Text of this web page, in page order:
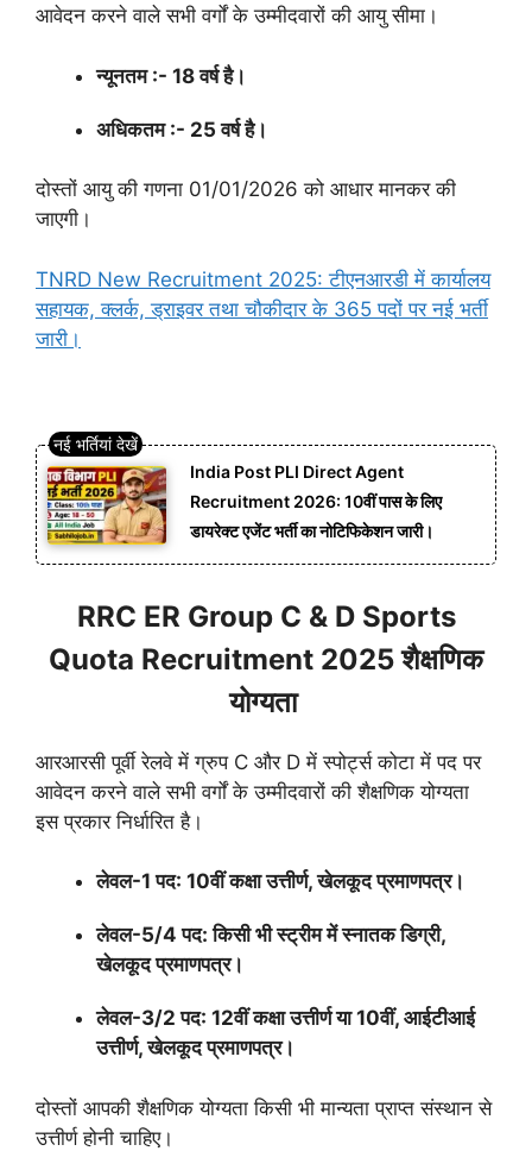
आवेदन करने वाले सभी वर्गों के उम्मीदवारों की आयु सीमा।
न्यूनतम :- 18 वर्ष है।
अधिकतम :- 25 वर्ष है।
दोस्तों आयु की गणना 01/01/2026 को आधार मानकर की
जाएगी।
TNRD New Recruitment 2025: टीएनआरडी में कार्यालय
सहायक, क्लर्क, ड्राइवर तथा चौकीदार के 365 पदों पर नई भर्ती
जारी।
India Post PLI Direct Agent
Recruitment 2026: 10वीं पास के लिए
डायरेक्ट एजेंट भर्ती का नोटिफिकेशन जारी।
RRC ER Group C & D Sports
Quota Recruitment 2025 शैक्षणिक
योग्यता
आरआरसी पूर्वी रेलवे में ग्रुप C और D में स्पोर्ट्स कोटा में पद पर
आवेदन करने वाले सभी वर्गों के उम्मीदवारों की शैक्षणिक योग्यता
इस प्रकार निर्धारित है।
लेवल-1 पद: 10वीं कक्षा उत्तीर्ण, खेलकूद प्रमाणपत्र।
लेवल-5/4 पद: किसी भी स्ट्रीम में स्नातक डिग्री,
खेलकूद प्रमाणपत्र।
लेवल-3/2 पद: 12वीं कक्षा उत्तीर्ण या 10वीं, आईटीआई
उत्तीर्ण, खेलकूद प्रमाणपत्र।
दोस्तों आपकी शैक्षणिक योग्यता किसी भी मान्यता प्राप्त संस्थान से
उत्तीर्ण होनी चाहिए।